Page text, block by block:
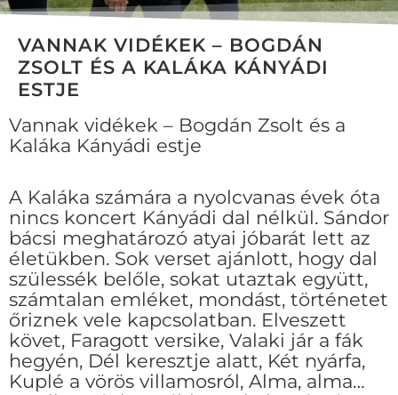
VANNAK VIDÉKEK – BOGDÁN
ZSOLT ÉS A KALÁKA KÁNYÁDI
ESTJE
Vannak vidékek – Bogdán Zsolt és a
Kaláka Kányádi estje
A Kaláka számára a nyolcvanas évek óta
nincs koncert Kányádi dal nélkül. Sándor
bácsi meghatározó atyai jóbarát lett az
életükben. Sok verset ajánlott, hogy dal
szülessék belőle, sokat utaztak együtt,
számtalan emléket, mondást, történetet
őriznek vele kapcsolatban. Elveszett
követ, Faragott versike, Valaki jár a fák
hegyén, Dél keresztje alatt, Két nyárfa,
Kuplé a vörös villamosról, Alma, alma…